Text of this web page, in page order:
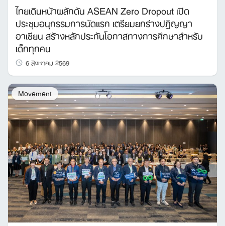
ไทยเดินหน้าผลักดัน ASEAN Zero Dropout เปิด
ประชุมอนุกรรมการนัดแรก เตรียมยกร่างปฏิญญา
อาเซียน สร้างหลักประกันโอกาสทางการศึกษาสำหรับ
เด็กทุกคน
6 สิงหาคม 2569
Movement